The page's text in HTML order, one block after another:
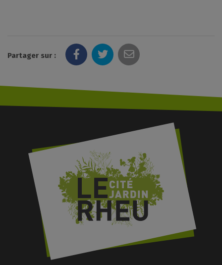
Partager sur :